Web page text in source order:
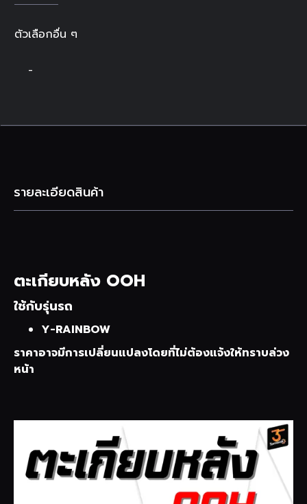
ตัวเลือกอื่น ๆ
-
รายละเอียดสินค้า
ตะเกียบหลัง OOH
ใช้กับรุ่นรถ
Y-RAINBOW
ราคาอาจมีการเปลี่ยนแปลงโดยที่ไม่ต้องแจ้งให้ทราบล่วง
หน้า